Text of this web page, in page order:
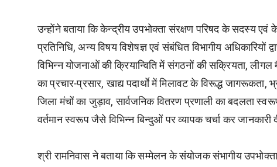
उन्होंने बताया कि केन्द्रीय उपभोक्ता संरक्षण परिषद के सदस्य
प्रतिनिधि, अन्य विषय विशेषज्ञ एवं संबंधित विभागीय अधिकारियों
विभिन्न योजनाओं की क्रियान्विति में संगठनों की सक्रियता, लीगल
का प्रचार-प्रसार, खाद्य पदार्थाे में मिलावट के विरूद्ध जागरूकता,
जिला मंचों का जुड़ाव, सार्वजनिक वितरण प्रणाली का बदलता
वर्तमान स्वरूप जैसे विभिन्न बिन्दुओं पर व्यापक चर्चा कर जानकारी
श्री रामनिवास ने बताया कि सम्मेलन के संयोजक संभागीय